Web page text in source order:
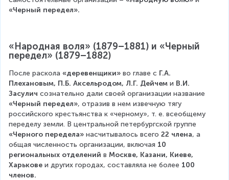
«Черный передел».
«Народная воля» (1879–1881) и «Черный
передел» (1879–1882)
После раскола «деревенщики» во главе с Г.А.
Плехановым, П.Б. Аксельродом, Л.Г. Дейчем и В.И.
Засулич сознательно дали своей организации название
«Черный передел», отразив в нем извечную тягу
российского крестьянства к «черному», т. е. всеобщему
переделу земли. В центральной петербургской группе
«Черного передела» насчитывалось всего 22 члена, а
общая численность организации, включая 10
региональных отделений в Москве, Казани, Киеве,
Харькове и других городах, составляла не более 100
членов.